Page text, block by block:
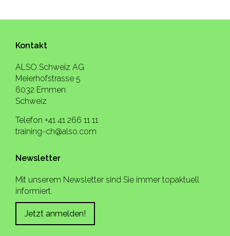
Kontakt
ALSO Schweiz AG
Meierhofstrasse 5
6032 Emmen
Schweiz
Telefon +41 41 266 11 11
training-ch@also.com
Newsletter
Mit unserem Newsletter sind Sie immer topaktuell
informiert.
Jetzt anmelden!